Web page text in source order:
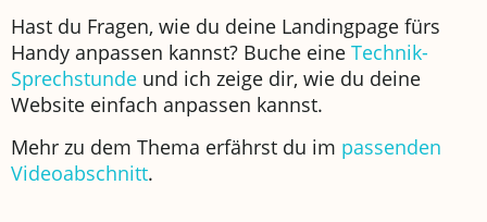
Hast du Fragen, wie du deine Landingpage fürs
Handy anpassen kannst? Buche eine Technik-
Sprechstunde und ich zeige dir, wie du deine
Website einfach anpassen kannst.
Mehr zu dem Thema erfährst du im passenden
Videoabschnitt.